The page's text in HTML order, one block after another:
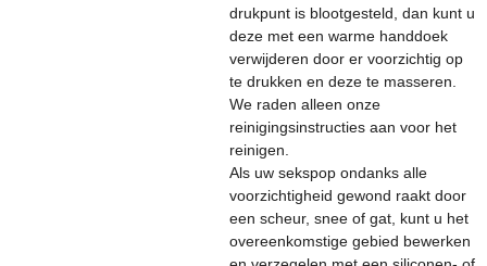
drukpunt is blootgesteld, dan kunt u
deze met een warme handdoek
verwijderen door er voorzichtig op
te drukken en deze te masseren.
We raden alleen onze
reinigingsinstructies aan voor het
reinigen.
Als uw sekspop ondanks alle
voorzichtigheid gewond raakt door
een scheur, snee of gat, kunt u het
overeenkomstige gebied bewerken